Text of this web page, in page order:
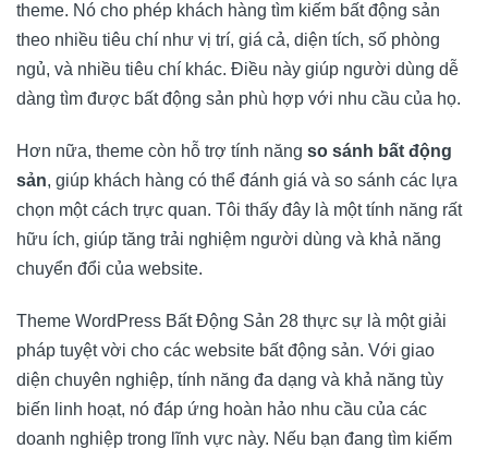
theme. Nó cho phép khách hàng tìm kiếm bất động sản
theo nhiều tiêu chí như vị trí, giá cả, diện tích, số phòng
ngủ, và nhiều tiêu chí khác. Điều này giúp người dùng dễ
dàng tìm được bất động sản phù hợp với nhu cầu của họ.
Hơn nữa, theme còn hỗ trợ tính năng so sánh bất động
sản, giúp khách hàng có thể đánh giá và so sánh các lựa
chọn một cách trực quan. Tôi thấy đây là một tính năng rất
hữu ích, giúp tăng trải nghiệm người dùng và khả năng
chuyển đổi của website.
Theme WordPress Bất Động Sản 28 thực sự là một giải
pháp tuyệt vời cho các website bất động sản. Với giao
diện chuyên nghiệp, tính năng đa dạng và khả năng tùy
biến linh hoạt, nó đáp ứng hoàn hảo nhu cầu của các
doanh nghiệp trong lĩnh vực này. Nếu bạn đang tìm kiếm